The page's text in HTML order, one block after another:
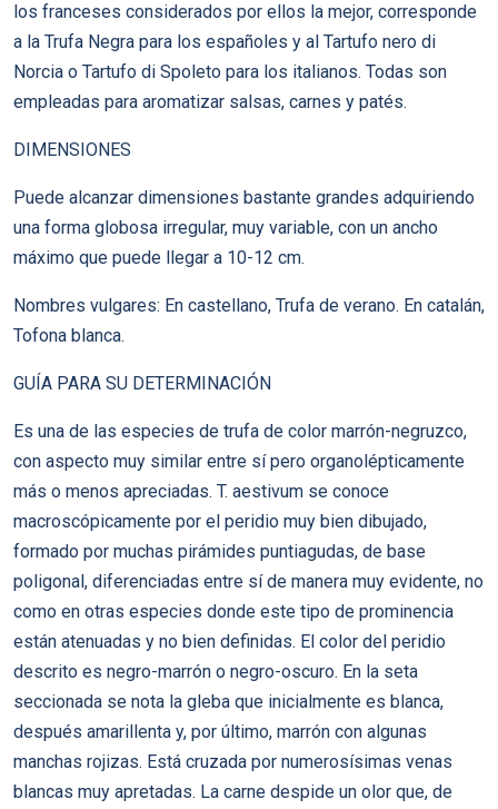
los franceses considerados por ellos la mejor, corresponde
a la Trufa Negra para los españoles y al Tartufo nero di
Norcia o Tartufo di Spoleto para los italianos. Todas son
empleadas para aromatizar salsas, carnes y patés.
DIMENSIONES
Puede alcanzar dimensiones bastante grandes adquiriendo
una forma globosa irregular, muy variable, con un ancho
máximo que puede llegar a 10-12 cm.
Nombres vulgares: En castellano, Trufa de verano. En catalán,
Tofona blanca.
GUÍA PARA SU DETERMINACIÓN
Es una de las especies de trufa de color marrón-negruzco,
con aspecto muy similar entre sí pero organolépticamente
más o menos apreciadas. T. aestivum se conoce
macroscópicamente por el peridio muy bien dibujado,
formado por muchas pirámides puntiagudas, de base
poligonal, diferenciadas entre sí de manera muy evidente, no
como en otras especies donde este tipo de prominencia
están atenuadas y no bien definidas. El color del peridio
descrito es negro-marrón o negro-oscuro. En la seta
seccionada se nota la gleba que inicialmente es blanca,
después amarillenta y, por último, marrón con algunas
manchas rojizas. Está cruzada por numerosísimas venas
blancas muy apretadas. La carne despide un olor que, de